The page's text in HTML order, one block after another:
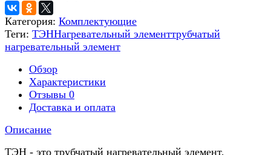
Категория: Комплектующие
Теги: ТЭННагревательный элементтрубчатый
нагревательный элемент
Обзор
Характеристики
Отзывы 0
Доставка и оплата
Описание
ТЭН - это трубчатый нагревательный элемент,